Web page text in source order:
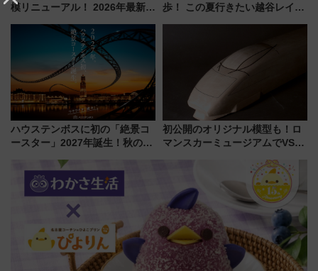
模リニューアル！ 2026年最新の
と料金・アクセスを徹底解説
歩！ この夏行きたい越谷レイク
ハウステンボスに初の「絶景コ
ースター」2027年誕生！秋の
ろも一挙紹介
初公開のオリジナル模型も！ロ
マンスカーミュージアムでVSE